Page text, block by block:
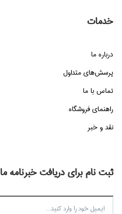
خدمات
درباره ما
پرسش‌هاي متداول
تماس با ما
راهنماي فروشگاه
نقد و خبر
ثبت نام برای دریافت خبرنامه ما